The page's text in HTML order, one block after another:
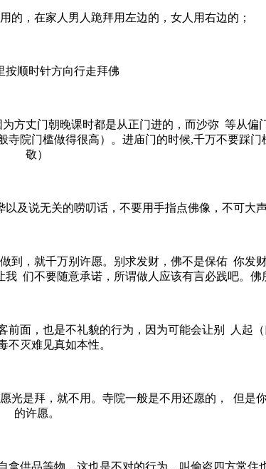
的，在家人男人跪拜用左边的，女人用右边的；
按顺时针方向行走拜佛
方丈门朝晚课时都是从正门进的，而沙弥 等从偏
院门槛做得很高）。进庙门的时候,千万不要踩
敬）
及说无关的唠叨话，不要用手指点佛像，不可大
到，就千万别许愿。别求发财，佛不是保佑 你发
们不要随意承诺，所谓做人应该有言必践吧。佛
面，也是不礼貌的行为，因为可能会让别 人起
不灭难见真如本性。
光是拜，就不用。寺院一般是不用还愿的， 但是
的许愿。
供品等物，这也是不对的行为，叫偷盗四方常住